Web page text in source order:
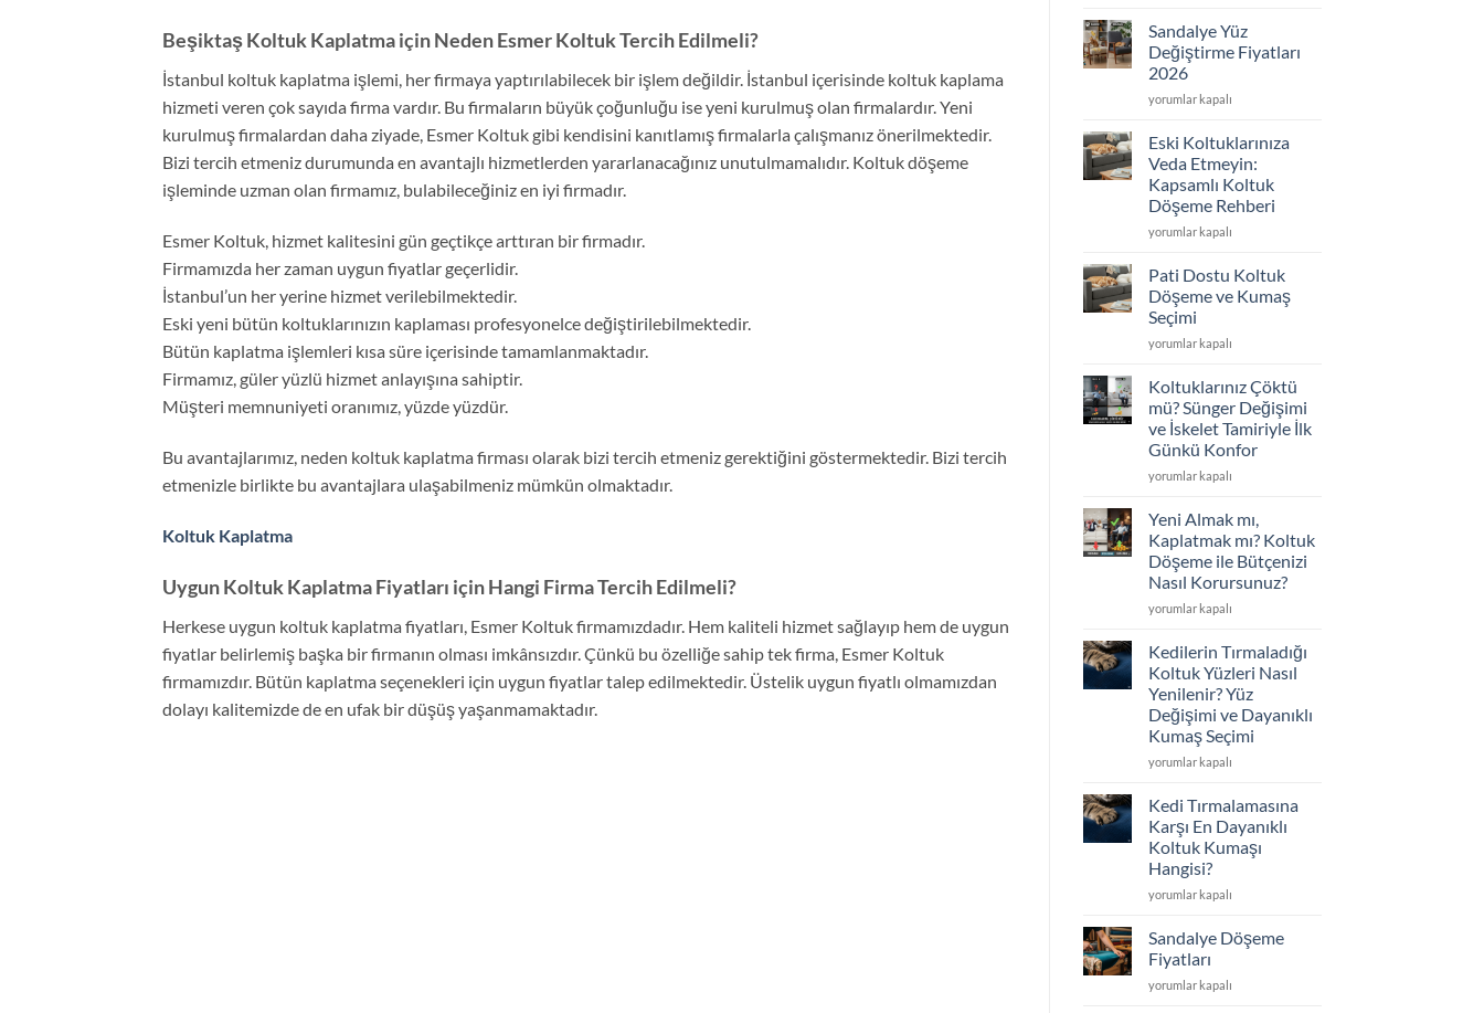
Beşiktaş Koltuk Kaplatma için Neden Esmer Koltuk Tercih Edilmeli?
İstanbul koltuk kaplatma işlemi, her firmaya yaptırılabilecek bir işlem değildir. İstanbul içerisinde koltuk kaplama
hizmeti veren çok sayıda firma vardır. Bu firmaların büyük çoğunluğu ise yeni kurulmuş olan firmalardır. Yeni
kurulmuş firmalardan daha ziyade, Esmer Koltuk gibi kendisini kanıtlamış firmalarla çalışmanız önerilmektedir.
Bizi tercih etmeniz durumunda en avantajlı hizmetlerden yararlanacağınız unutulmamalıdır. Koltuk döşeme
işleminde uzman olan firmamız, bulabileceğiniz en iyi firmadır.
Esmer Koltuk, hizmet kalitesini gün geçtikçe arttıran bir firmadır.
Firmamızda her zaman uygun fiyatlar geçerlidir.
İstanbul’un her yerine hizmet verilebilmektedir.
Eski yeni bütün koltuklarınızın kaplaması profesyonelce değiştirilebilmektedir.
Bütün kaplatma işlemleri kısa süre içerisinde tamamlanmaktadır.
Firmamız, güler yüzlü hizmet anlayışına sahiptir.
Müşteri memnuniyeti oranımız, yüzde yüzdür.
Bu avantajlarımız, neden koltuk kaplatma firması olarak bizi tercih etmeniz gerektiğini göstermektedir. Bizi tercih
etmenizle birlikte bu avantajlara ulaşabilmeniz mümkün olmaktadır.
Koltuk Kaplatma
Uygun Koltuk Kaplatma Fiyatları için Hangi Firma Tercih Edilmeli?
Herkese uygun koltuk kaplatma fiyatları, Esmer Koltuk firmamızdadır. Hem kaliteli hizmet sağlayıp hem de uygun
fiyatlar belirlemiş başka bir firmanın olması imkânsızdır. Çünkü bu özelliğe sahip tek firma, Esmer Koltuk
firmamızdır. Bütün kaplatma seçenekleri için uygun fiyatlar talep edilmektedir. Üstelik uygun fiyatlı olmamızdan
dolayı kalitemizde de en ufak bir düşüş yaşanmamaktadır.
Fiyatları
2026
için
Sandalye Yüz
Değiştirme Fiyatları
2026
Sandalye
Değiştirme
2026
için
yorumlar kapalı
Eski Koltuklarınıza
Veda Etmeyin:
Kapsamlı Koltuk
Döşeme Rehberi
Eski
Veda
Kapsamlı
Koltuk
Döşeme
için
yorumlar kapalı
Pati Dostu Koltuk
Döşeme ve Kumaş
Seçimi
Pati
Koltuk
ve
Kumaş
Seçimi
için
yorumlar kapalı
Koltuklarınız Çöktü
mü? Sünger Değişimi
ve İskelet Tamiriyle İlk
Günkü Konfor
Koltuklarınız
mü?
Değişimi
ve
İskelet
Tamiriyle
Günkü
Konfor
için
yorumlar kapalı
Yeni Almak mı,
Kaplatmak mı? Koltuk
Döşeme ile Bütçenizi
Nasıl Korursunuz?
Yeni
mı,
mı?
Koltuk
Döşeme
ile
Bütçenizi
için
yorumlar kapalı
Kedilerin Tırmaladığı
Koltuk Yüzleri Nasıl
Yenilenir? Yüz
Değişimi ve Dayanıklı
Kumaş Seçimi
Kedilerin
Koltuk
Nasıl
Yenilenir?
Yüz
Değişimi
Dayanıklı
Kumaş
Seçimi
için
yorumlar kapalı
Kedi Tırmalamasına
Karşı En Dayanıklı
Koltuk Kumaşı
Hangisi?
Kedi
Karşı
Dayanıklı
Koltuk
yorumlar kapalı
Sandalye Döşeme
Fiyatları
Sandalye
yorumlar kapalı